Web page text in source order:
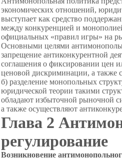
экономических отношений,
выступает как средство
между конкуренцией и
официальных «правил игры» на
Основными целями
запрещение антиконкурентной
соглашения о фиксировании цен
ценовой дискриминации, а также
б) разделение монопольных
юридической теории такими
обладают избыточной рыночной
а также осуществляют
Глава 2
регулирование
Возникновение